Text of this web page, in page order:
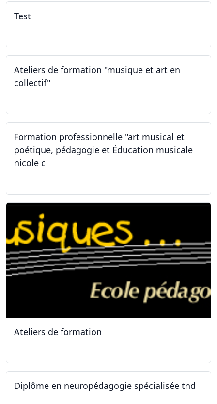
Test
Ateliers de formation "musique et art en
collectif"
Formation professionnelle "art musical et
poétique, pédagogie et Éducation musicale
nicole c
Ateliers de formation
Diplôme en neuropédagogie spécialisée tnd